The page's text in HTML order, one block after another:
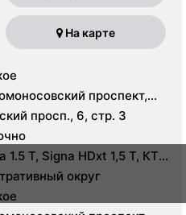
На карте
проспект,
просп., 6, стр. 3
T, Signa HDxt 1,5 Т, КТ
Healthcare Optima CT660
округ